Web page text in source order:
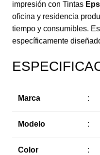
impresión con Tintas
oficina y residencia
tiempo y consumibles.
específicamente
Marca :
Modelo :
Color :